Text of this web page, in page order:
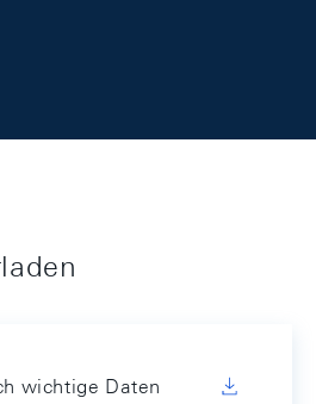
wichtige Daten